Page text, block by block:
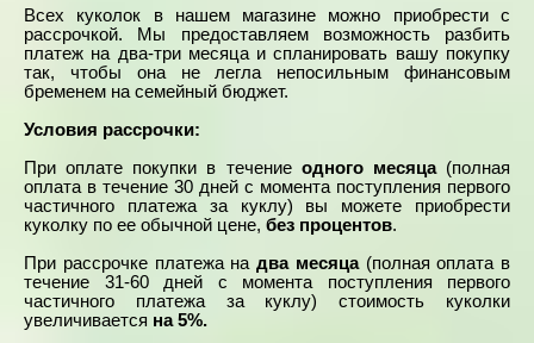
Всех куколок в нашем магазине можно приобрести с
рассрочкой. Мы предоставляем возможность разбить
платеж на два-три месяца и спланировать вашу покупку
так, чтобы она не легла непосильным финансовым
бременем на семейный бюджет.
Условия рассрочки:
При оплате покупки в течениеодного месяца(полная
оплата в течение 30 дней с момента поступления первого
частичного платежа за куклу) вы можете приобрести
куколку по ее обычной цене, без процентов.
При рассрочке платежа на два месяца(полная оплата в
течение 31-60 дней с момента поступления первого
частичного платежа за куклу) стоимость куколки
увеличивается на 5%.